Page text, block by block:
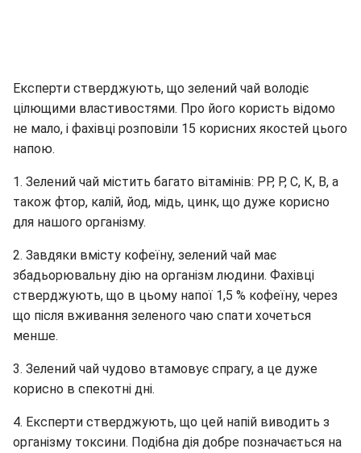
Експерти стверджують, що зелений чай володіє
цілющими властивостями. Про його користь відомо
не мало, і фахівці розповіли 15 корисних якостей цього
напою.
1. Зелений чай містить багато вітамінів: РР, Р, С, К, В, а
також фтор, калій, йод, мідь, цинк, що дуже корисно
для нашого організму.
2. Завдяки вмісту кофеїну, зелений чай має
збадьорювальну дію на організм людини. Фахівці
стверджують, що в цьому напої 1,5 % кофеїну, через
що після вживання зеленого чаю спати хочеться
менше.
3. Зелений чай чудово втамовує спрагу, а це дуже
корисно в спекотні дні.
4. Експерти стверджують, що цей напій виводить з
організму токсини. Подібна дія добре позначається на